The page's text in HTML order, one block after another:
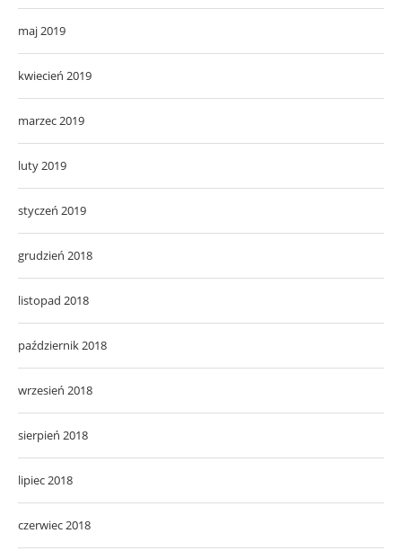
maj 2019
kwiecień 2019
marzec 2019
luty 2019
styczeń 2019
grudzień 2018
listopad 2018
październik 2018
wrzesień 2018
sierpień 2018
lipiec 2018
czerwiec 2018